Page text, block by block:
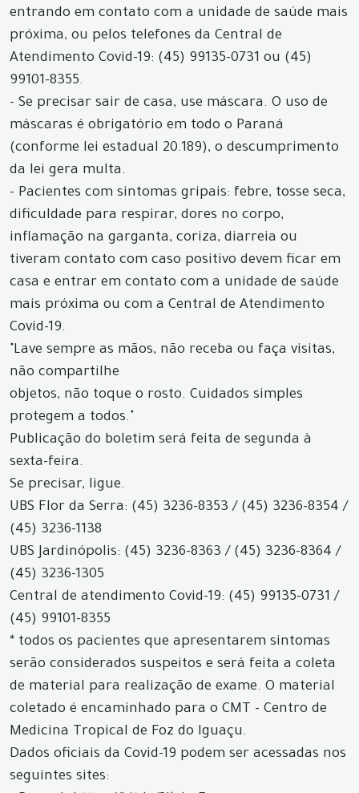
entrando em contato com a unidade de saúde mais
próxima, ou pelos telefones da Central de
Atendimento Covid-19: (45) 99135-0731 ou (45)
99101-8355.
- Se precisar sair de casa, use máscara. O uso de
máscaras é obrigatório em todo o Paraná
(conforme lei estadual 20.189), o descumprimento
da lei gera multa.
- Pacientes com sintomas gripais: febre, tosse seca,
dificuldade para respirar, dores no corpo,
inflamação na garganta, coriza, diarreia ou
tiveram contato com caso positivo devem ficar em
casa e entrar em contato com a unidade de saúde
mais próxima ou com a Central de Atendimento
Covid-19.
"Lave sempre as mãos, não receba ou faça visitas,
não compartilhe
objetos, não toque o rosto. Cuidados simples
protegem a todos."
Publicação do boletim será feita de segunda à
sexta-feira.
Se precisar, ligue.
UBS Flor da Serra: (45) 3236-8353 / (45) 3236-8354 /
(45) 3236-1138
UBS Jardinópolis: (45) 3236-8363 / (45) 3236-8364 /
(45) 3236-1305
Central de atendimento Covid-19: (45) 99135-0731 /
(45) 99101-8355
* todos os pacientes que apresentarem sintomas
serão considerados suspeitos e será feita a coleta
de material para realização de exame. O material
coletado é encaminhado para o CMT - Centro de
Medicina Tropical de Foz do Iguaçu.
Dados oficiais da Covid-19 podem ser acessadas nos
seguintes sites: